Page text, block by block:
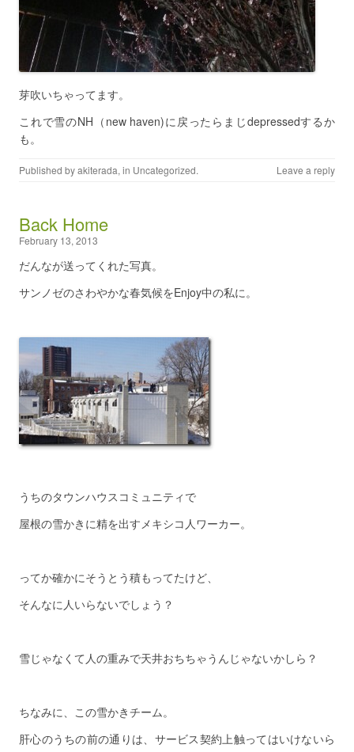
芽吹いちゃってます。
これで雪のNH（new haven)に戻ったらまじdepressedするか
も。
Published byakiterada, in Uncategorized. Leave a reply
Back Home
February 13, 2013
だんなが送ってくれた写真。
サンノゼのさわやかな春気候をEnjoy中の私に。
うちのタウンハウスコミュニティで
屋根の雪かきに精を出すメキシコ人ワーカー。
ってか確かにそうとう積もってたけど、
そんなに人いらないでしょう？
雪じゃなくて人の重みで天井おちちゃうんじゃないかしら？
ちなみに、この雪かきチーム。
肝心のうちの前の通りは、サービス契約上触ってはいけないら